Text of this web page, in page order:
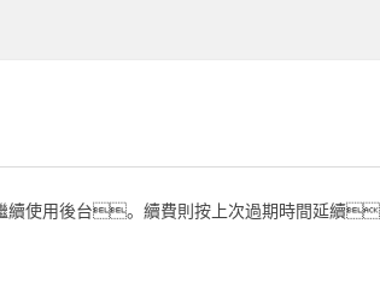
續使用後台。續費則按上次過期時間延續